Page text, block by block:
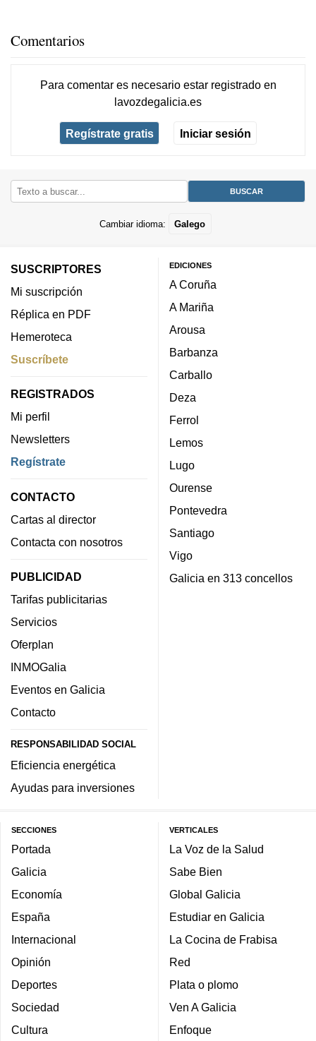
Comentarios
Para comentar es necesario estar registradoen
lavozdegalicia.es
Regístrate gratis Iniciar sesión
Cambiar idioma: Galego
SUSCRIPTORES
Mi suscripción
Réplica en PDF
Hemeroteca
Suscríbete
REGISTRADOS
Mi perfil
Newsletters
Regístrate
CONTACTO
Cartas al director
Contacta con nosotros
PUBLICIDAD
Tarifas publicitarias
Servicios
Oferplan
INMOGalia
Eventos en Galicia
Contacto
RESPONSABILIDAD SOCIAL
Eficiencia energética
Ayudas para inversiones
EDICIONES
A Coruña
A Mariña
Arousa
Barbanza
Carballo
Deza
Ferrol
Lemos
Lugo
Ourense
Pontevedra
Santiago
Vigo
Galicia en 313 concellos
SECCIONES
Portada
Galicia
Economía
España
Internacional
Opinión
Deportes
Sociedad
Cultura
VERTICALES
La Voz de la Salud
Sabe Bien
Global Galicia
Estudiar en Galicia
La Cocina de Frabisa
Red
Plata o plomo
Ven A Galicia
Enfoque